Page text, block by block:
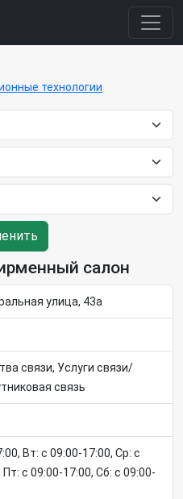
технологии
салон
улица, 43а
связи, Услуги связи/
связь
Вт: c 09:00-17:00, Ср: c
c 09:00-17:00, Сб: c 09:00-